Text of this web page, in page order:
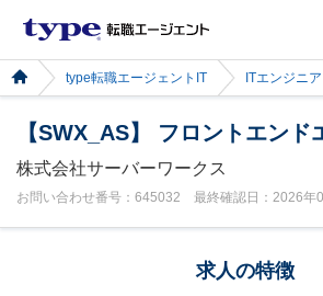
type転職エージェントIT ITエンジニ
【SWX_AS】 フロントエンド
株式会社サーバーワークス
お問い合わせ番号：645032 最終確認日：2026年
求人の特徴